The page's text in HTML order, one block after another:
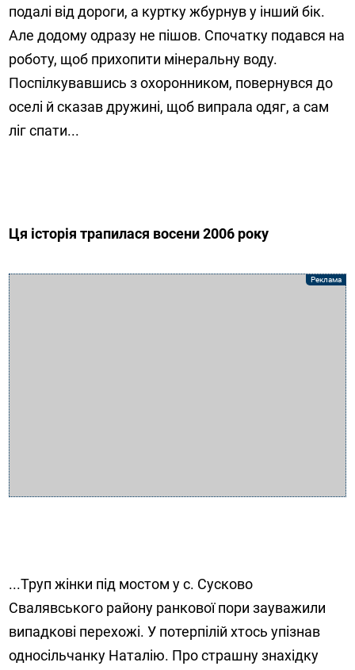
подалі від дороги, а куртку жбурнув у інший бік.
Але додому одразу не пішов. Спочатку подався на
роботу, щоб прихопити мінеральну воду.
Поспілкувавшись з охоронником, повернувся до
оселі й сказав дружині, щоб випрала одяг, а сам
ліг спати...
Ця історія трапилася восени 2006 року
...Труп жінки під мостом у с. Сусково
Свалявського району ранкової пори зауважили
випадкові перехожі. У потерпілій хтось упізнав
односільчанку Наталію. Про страшну знахідку